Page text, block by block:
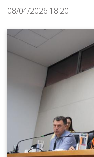
08/04/2026 18:20